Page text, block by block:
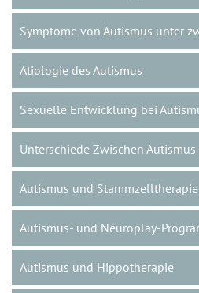
Symptome von Autismus unter
Ätiologie des Autismus
Sexuelle Entwicklung bei
Unterschiede Zwischen
Autismus und Stammzelltherapie
Autismus- und Neuroplay-
Autismus und Hippotherapie